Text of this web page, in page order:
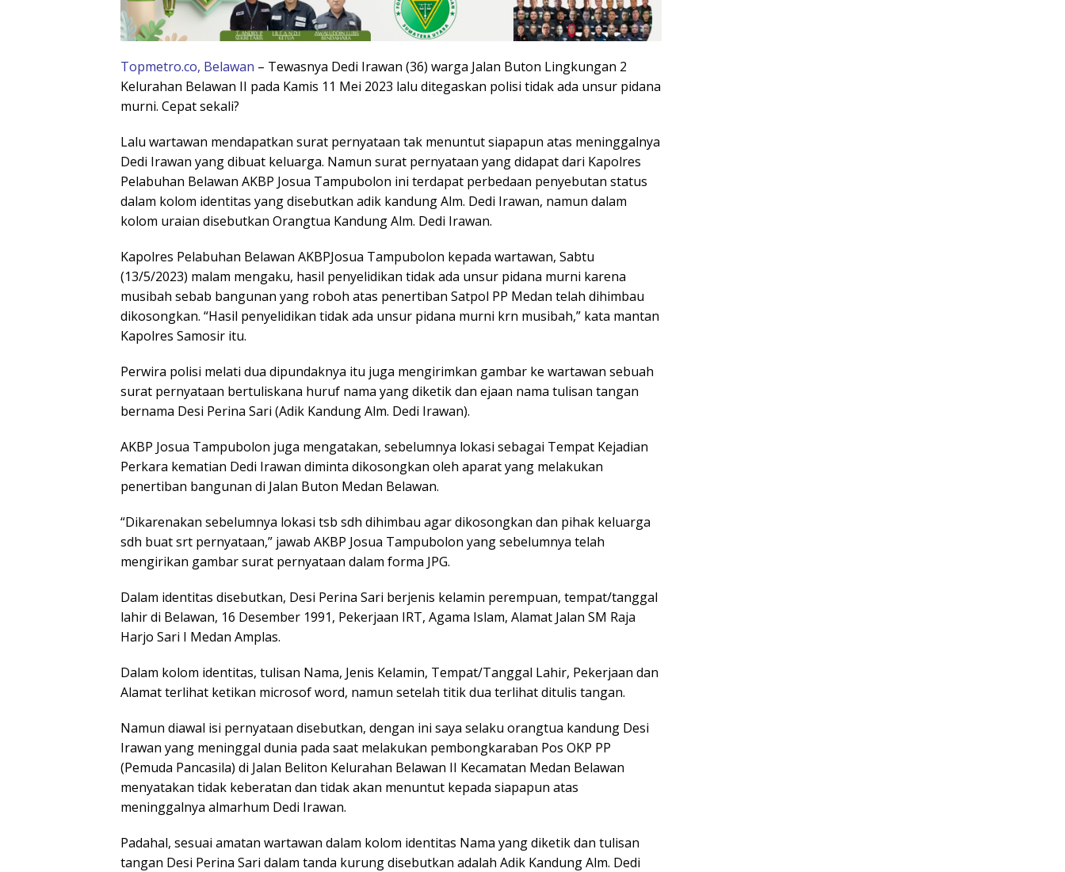
Topmetro.co, Belawan – Tewasnya Dedi Irawan (36) warga Jalan Buton Lingkungan 2
Kelurahan Belawan II pada Kamis 11 Mei 2023 lalu ditegaskan polisi tidak ada unsur pidana
murni. Cepat sekali?
Lalu wartawan mendapatkan surat pernyataan tak menuntut siapapun atas meninggalnya
Dedi Irawan yang dibuat keluarga. Namun surat pernyataan yang didapat dari Kapolres
Pelabuhan Belawan AKBP Josua Tampubolon ini terdapat perbedaan penyebutan status
dalam kolom identitas yang disebutkan adik kandung Alm. Dedi Irawan, namun dalam
kolom uraian disebutkan Orangtua Kandung Alm. Dedi Irawan.
Kapolres Pelabuhan Belawan AKBPJosua Tampubolon kepada wartawan, Sabtu
(13/5/2023) malam mengaku, hasil penyelidikan tidak ada unsur pidana murni karena
musibah sebab bangunan yang roboh atas penertiban Satpol PP Medan telah dihimbau
dikosongkan. “Hasil penyelidikan tidak ada unsur pidana murni krn musibah,” kata mantan
Kapolres Samosir itu.
Perwira polisi melati dua dipundaknya itu juga mengirimkan gambar ke wartawan sebuah
surat pernyataan bertuliskana huruf nama yang diketik dan ejaan nama tulisan tangan
bernama Desi Perina Sari (Adik Kandung Alm. Dedi Irawan).
AKBP Josua Tampubolon juga mengatakan, sebelumnya lokasi sebagai Tempat Kejadian
Perkara kematian Dedi Irawan diminta dikosongkan oleh aparat yang melakukan
penertiban bangunan di Jalan Buton Medan Belawan.
“Dikarenakan sebelumnya lokasi tsb sdh dihimbau agar dikosongkan dan pihak keluarga
sdh buat srt pernyataan,” jawab AKBP Josua Tampubolon yang sebelumnya telah
mengirikan gambar surat pernyataan dalam forma JPG.
Dalam identitas disebutkan, Desi Perina Sari berjenis kelamin perempuan, tempat/tanggal
lahir di Belawan, 16 Desember 1991, Pekerjaan IRT, Agama Islam, Alamat Jalan SM Raja
Harjo Sari I Medan Amplas.
Dalam kolom identitas, tulisan Nama, Jenis Kelamin, Tempat/Tanggal Lahir, Pekerjaan dan
Alamat terlihat ketikan microsof word, namun setelah titik dua terlihat ditulis tangan.
Namun diawal isi pernyataan disebutkan, dengan ini saya selaku orangtua kandung Desi
Irawan yang meninggal dunia pada saat melakukan pembongkaraban Pos OKP PP
(Pemuda Pancasila) di Jalan Beliton Kelurahan Belawan II Kecamatan Medan Belawan
menyatakan tidak keberatan dan tidak akan menuntut kepada siapapun atas
meninggalnya almarhum Dedi Irawan.
Padahal, sesuai amatan wartawan dalam kolom identitas Nama yang diketik dan tulisan
tangan Desi Perina Sari dalam tanda kurung disebutkan adalah Adik Kandung Alm. Dedi